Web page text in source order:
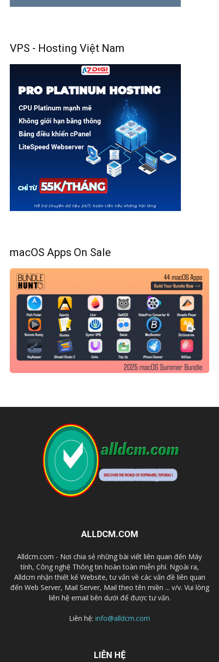
VPS - Hosting Việt Nam
macOS Apps On Sale
ALLDCM.COM
Alldcm.com - Nơi chia sẻ những bài viết liên quan đến Máy
tính, Công nghệ Thông tin hoàn toàn miễn phí. Ngoài ra,
Alldcm nhận thiết kế Website, tư vấn về các vấn đề liên quan
đến Web Server, Mail Server, Mail theo tên miền ... v/v. Vui lòng
liên hệ email bên dưới để được tư vấn.
Liên hệ: info@alldcm.com
LIÊN HỆ